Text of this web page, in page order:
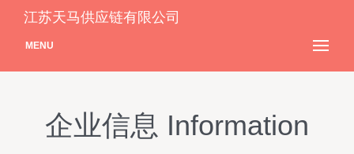
江苏天马供应链有限公司
MENU
企业信息 Information